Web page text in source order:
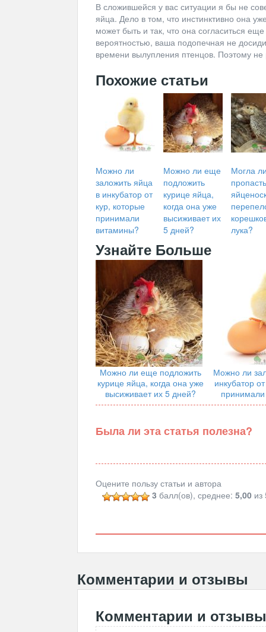
В сложившейся у вас ситуации я бы не
яйца. Дело в том, что инстинктивно она
может быть и так, что она согласиться
вероятностью, ваша подопечная не
времени вылупления птенцов. Поэтому не
Похожие статьи
Можно ли
заложить яйца
в инкубатор от
кур, которые
принимали
витамины?
Можно ли еще
подложить
курице яйца,
когда она уже
высиживает их
5 дней?
Могла
пропасть
лука?
Узнайте Больше
Можно ли еще подложить
курице яйца, когда она уже
высиживает их 5 дней?
Можно ли
инкубатор
Была ли эта статья полезна?
Оцените пользу статьи и автора
3 балл(ов), среднее:5,00 из
Комментарии и отзывы
Комментарии и отзывы